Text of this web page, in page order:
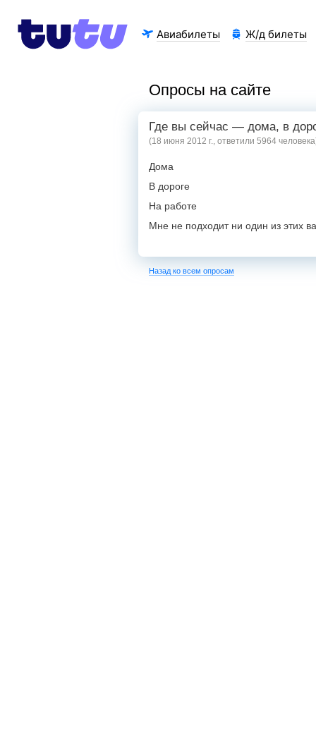
Авиабилеты Ж/д билеты
Опросы на сайте
Где вы сейчас — дома, в
(18 июня 2012 г., ответили 5964
Дома
В дороге
На работе
Мне не подходит ни один из этих
Назад ко всем опросам